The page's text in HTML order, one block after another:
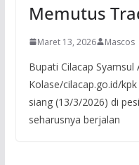
Memutus
Maret 13, 2026 Mascos
Bupati Cilacap Syamsul
Kolase/cilacap.go.id/
siang (13/3/2026) di
seharusnya berjalan